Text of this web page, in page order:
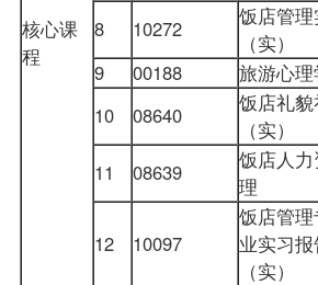
核心课
程
8 10272
饭店管理
（实）
9
00188 旅游心理
10
08640
饭店礼
（实）
11 08639
饭店人
理
12 10097
饭店管
业实习
（实）